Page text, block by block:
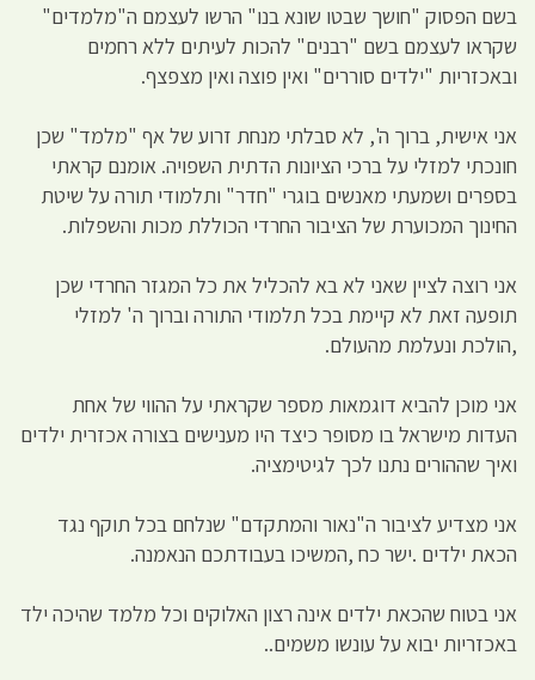
בשם הפסוק "חושך שבטו שונא בנו" הרשו לעצמם ה"מלמדים"
שקראו לעצמם בשם "רבנים" להכות לעיתים ללא רחמים
ובאכזריות "ילדים סוררים" ואין פוצה ואין מצפצף.
אני אישית, ברוך ה', לא סבלתי מנחת זרוע של אף "מלמד" שכן
חונכתי למזלי על ברכי הציונות הדתית השפויה. אומנם קראתי
בספרים ושמעתי מאנשים בוגרי "חדר" ותלמודי תורה על שיטת
החינוך המכוערת של הציבור החרדי הכוללת מכות והשפלות.
אני רוצה לציין שאני לא בא להכליל את כל המגזר החרדי שכן
תופעה זאת לא קיימת בכל תלמודי התורה וברוך ה' למזלי
,הולכת ונעלמת מהעולם.
אני מוכן להביא דוגמאות מספר שקראתי על ההווי של אחת
העדות מישראל בו מסופר כיצד היו מענישים בצורה אכזרית ילדים
ואיך שההורים נתנו לכך לגיטימציה.
אני מצדיע לציבור ה"נאור והמתקדם" שנלחם בכל תוקף נגד
הכאת ילדים .ישר כח ,המשיכו בעבודתכם הנאמנה.
אני בטוח שהכאת ילדים אינה רצון האלוקים וכל מלמד שהיכה ילד
באכזריות יבוא על עונשו משמים..